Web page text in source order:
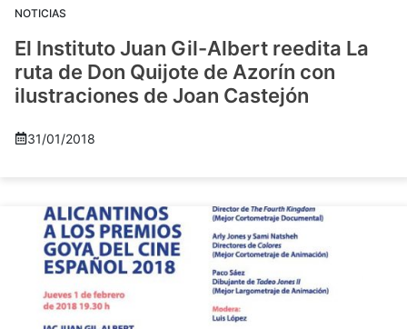
NOTICIAS
El Instituto Juan Gil-Albert reedita La
ruta de Don Quijote de Azorín con
ilustraciones de Joan Castejón
31/01/2018